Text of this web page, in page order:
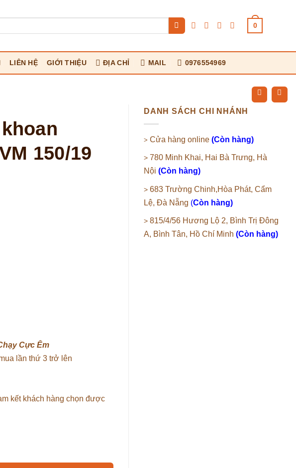
0
LIÊN HỆ GIỚI THIỆU ĐỊA CHỈ MAIL 0976554969
DANH SÁCH CHI NHÁNH
> Cửa hàng online (Còn hàng)
> 780 Minh Khai, Hai Bà Trưng, Hà
Nội (Còn hàng)
> 683 Trường Chinh,Hòa Phát, Cẩm
Lệ, Đà Nẵng (Còn hàng)
> 815/4/56 Hương Lộ 2, Bình Trị Đông
A, Bình Tân, Hồ Chí Minh (Còn hàng)
150/19
Cực Êm
lần thứ 3 trở lên
kết khách hàng chọn được
19 2.2Kw số lượng